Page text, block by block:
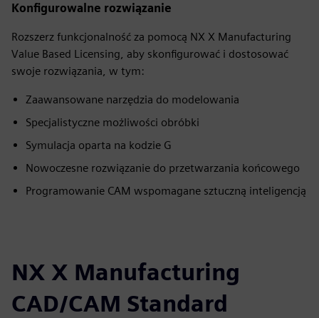
Konfigurowalne rozwiązanie
Rozszerz funkcjonalność za pomocą NX X Manufacturing
Value Based Licensing, aby skonfigurować i dostosować
swoje rozwiązania, w tym:
Zaawansowane narzędzia do modelowania
Specjalistyczne możliwości obróbki
Symulacja oparta na kodzie G
Nowoczesne rozwiązanie do przetwarzania końcowego
Programowanie CAM wspomagane sztuczną inteligencją
NX X Manufacturing
CAD/CAM Standard